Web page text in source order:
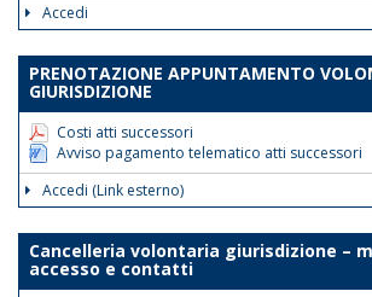
Nelle medesime giornate e
orarie sarà garantita la
telefonica ai nn.rr. 0171 075
507/508/514.
Accedi
PRENOTAZIONE APPUNTAMENTO
GIURISDIZIONE
Costi atti successori
Avviso pagamento telematico atti successori
Accedi (Link esterno)
Cancelleria volontaria giurisdizione –
accesso e contatti